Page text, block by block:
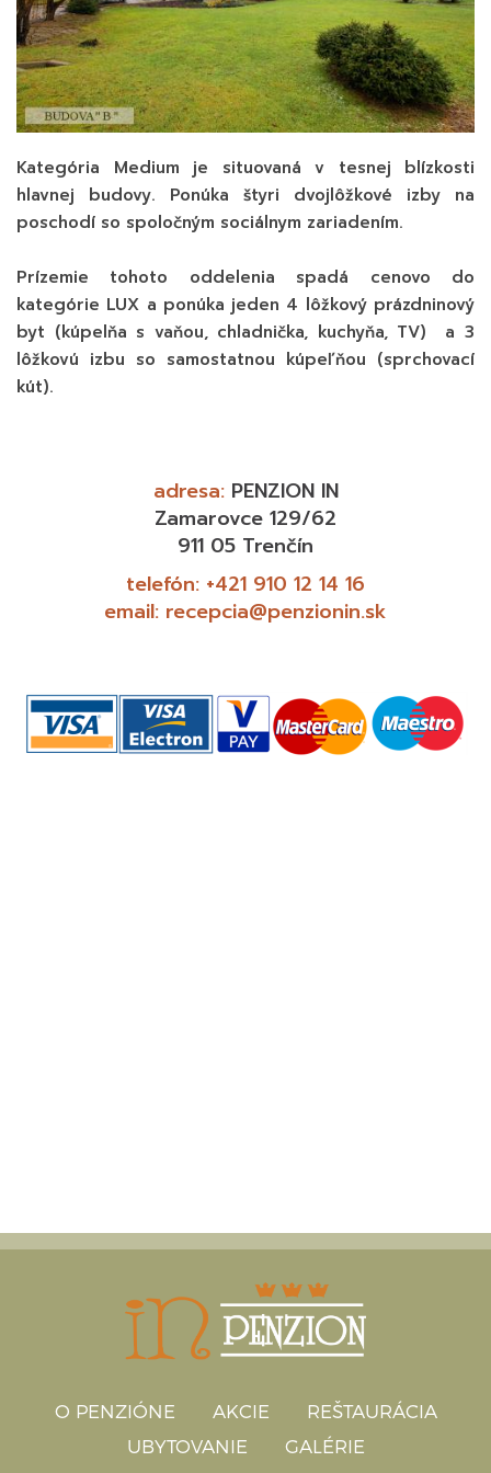
Kategória Medium je situovaná v tesnej blízkosti
hlavnej budovy. Ponúka štyri dvojlôžkové izby na
poschodí so spoločným sociálnym zariadením.
Prízemie tohoto oddelenia spadá cenovo do
kategórie LUX a ponúka jeden 4 lôžkový prázdninový
byt (kúpelňa s vaňou, chladnička, kuchyňa, TV) a 3
lôžkovú izbu so samostatnou kúpeľňou (sprchovací
kút).
adresa:PENZION IN
Zamarovce 129/62
911 05 Trenčín
telefón: +421 910 12 14 16
email: recepcia@penzionin.sk
O PENZIÓNE AKCIE
REŠTAURÁCIA
UBYTOVANIE
GALÉRIE